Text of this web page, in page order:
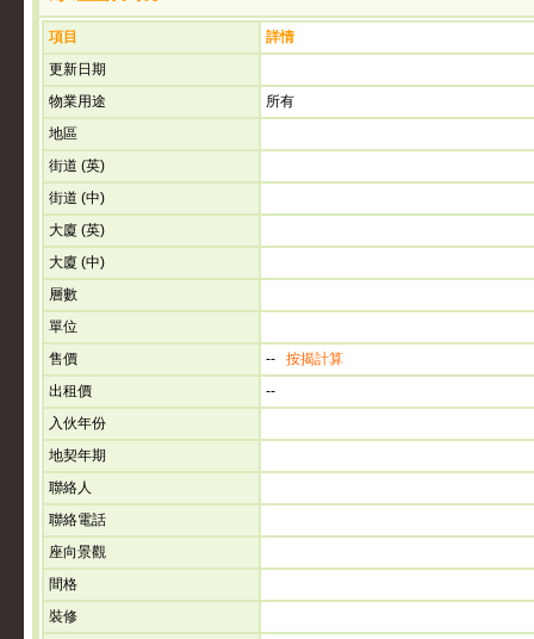
項目
詳情
更新日期
物業用途
所有
地區
街道 (英)
街道 (中)
大廈 (英)
大廈 (中)
層數
單位
售價
-- 按揭計算
出租價
--
入伙年份
地契年期
聯絡人
聯絡電話
座向景觀
間格
裝修